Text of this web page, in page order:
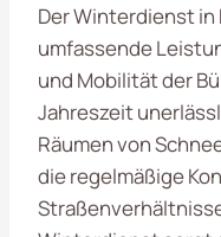
Der Winterdienst
umfassende
und Mobilität der
Jahreszeit
Räumen von
die regelmäßige